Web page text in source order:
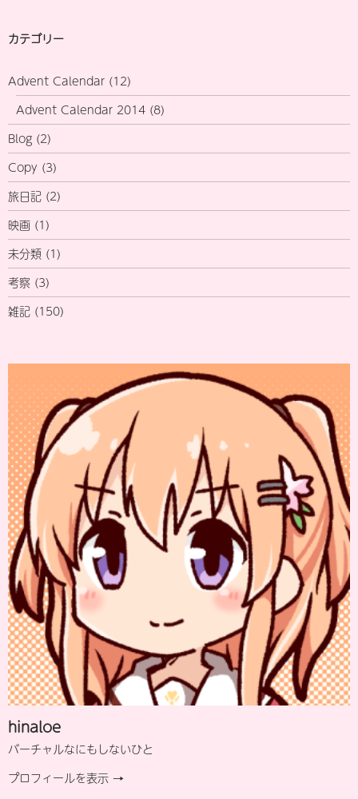
カテゴリー
Advent Calendar (12)
Advent Calendar 2014 (8)
Blog (2)
Copy (3)
旅日記 (2)
映画 (1)
未分類 (1)
考察 (3)
雑記 (150)
hinaloe
バーチャルなにもしないひと
プロフィールを表示 →